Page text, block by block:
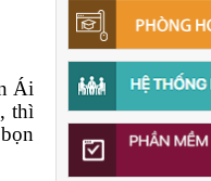
Ái
thì